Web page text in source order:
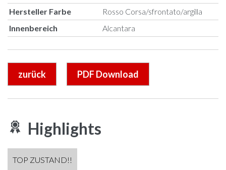
Hersteller Farbe
Rosso Corsa/sfrontato/argilla
Innenbereich
Alcantara
zurück PDF Download
Highlights
TOP ZUSTAND!!